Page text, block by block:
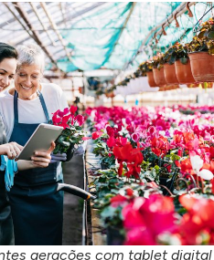
gerações com tablet digital